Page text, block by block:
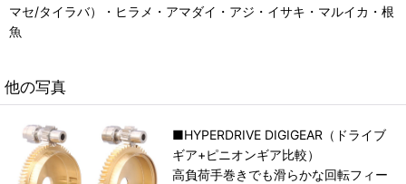
マセ/タイラバ）・ヒラメ・アマダイ・アジ・イサキ・マルイカ・根
魚
他の写真
■HYPERDRIVE DIGIGEAR（ドライブ
ギア+ピニオンギア比較）
高負荷手巻きでも滑らかな回転フィー